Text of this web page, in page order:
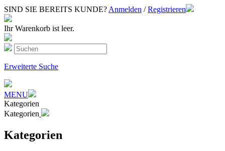
SIND SIE BEREITS KUNDE? Anmelden / Registrieren
Ihr Warenkorb ist leer.
Erweiterte Suche
MENU
Kategorien
Kategorien
Kategorien